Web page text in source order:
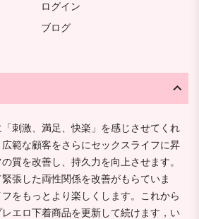
ログイン
ブログ
刺激、満足、快楽」を感じさせてくれ
範な顧客をさらにセックスライフに昇
質を改善し、持久力を向上させます。
張した両性関係を改善がもらていま
をもっとより楽しくします。これから
エロ下着商品を更新して続けます，い